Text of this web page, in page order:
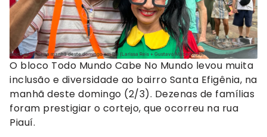
Bloco desfilou na manhã deste domingo em BH (Larissa Reis + Gustavo Macedo/98)
O bloco Todo Mundo Cabe No Mundo levou muita
inclusão e diversidade ao bairro Santa Efigênia, na
manhã deste domingo (2/3). Dezenas de famílias
foram prestigiar o cortejo, que ocorreu na rua
Piauí.